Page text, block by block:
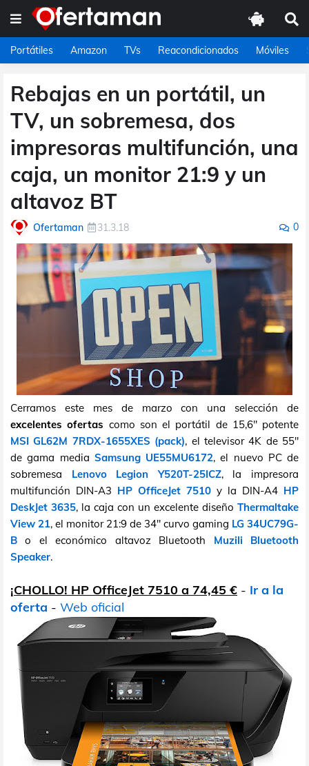
Portátiles Amazon TVs Reacondicionados Móviles
Rebajas en un portátil, un
TV, un sobremesa, dos
impresoras multifunción, una
caja, un monitor 21:9 y un
altavoz BT
Ofertaman 31.3.18 0
Cerramos este mes de marzo con una selección de
excelentes ofertas como son el portátil de 15,6" potente
MSI GL62M 7RDX-1655XES (pack), el televisor 4K de 55"
de gama media Samsung UE55MU6172, el nuevo PC de
sobremesa Lenovo Legion Y520T-25ICZ, la impresora
multifunción DIN-A3 HP OfficeJet 7510 y la DIN-A4 HP
DeskJet 3635, la caja con un excelente diseño Thermaltake
View 21, el monitor 21:9 de 34" curvo gaming LG 34UC79G-
B o el económico altavoz Bluetooth Muzili Bluetooth
Speaker.
¡CHOLLO! HP OfficeJet 7510 a 74,45 € - Ir a la
oferta - Web oficial